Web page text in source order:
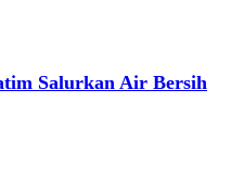
Salurkan Air Bersih